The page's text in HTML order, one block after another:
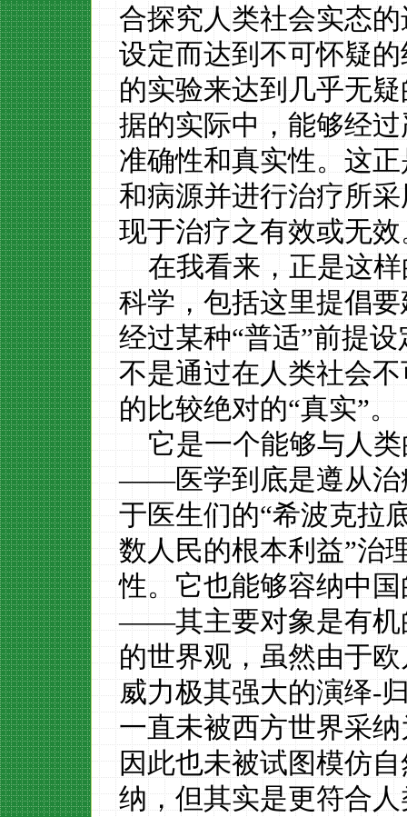
合探究人类社会实态
设定而达到不可怀疑
的实验来达到几乎无
据的实际中，能够经
准确性和真实性。这
和病源并进行治疗所
现于治疗之有效或无效
在我看来，正是这
科学，包括这里提倡
经过某种“普适”前提
不是通过在人类社会
的比较绝对的“真实”。
它是一个能够与人
——医学到底是遵从
于医生们的“希波克拉
数人民的根本利益”治
性。它也能够容纳中
——其主要对象是有机
的世界观，虽然由于
威力极其强大的演绎-
一直未被西方世界采
因此也未被试图模仿
纳，但其实是更符合